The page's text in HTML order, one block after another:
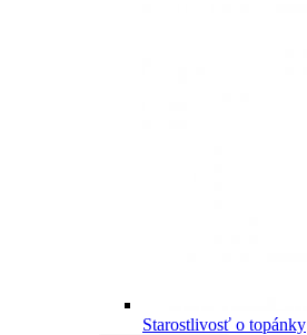
Starostlivosť o topánky